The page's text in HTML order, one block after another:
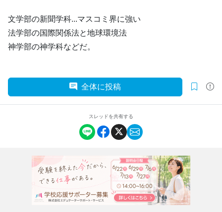
文学部の新聞学科...マスコミ界に強い
法学部の国際関係法と地球環境法
神学部の神学科などだ。
全体に投稿
スレッドを共有する